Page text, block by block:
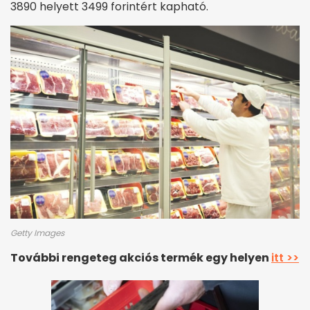
3890 helyett 3499 forintért kapható.
Getty Images
További rengeteg akciós termék egy helyen itt >>